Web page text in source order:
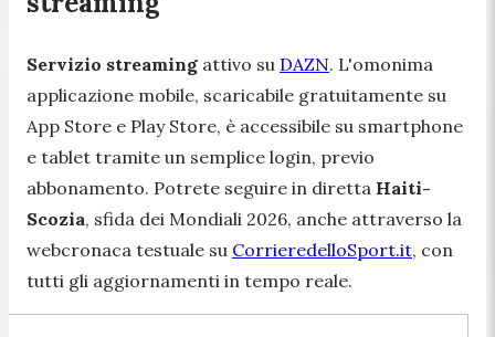
Servizio streaming attivo su DAZN. L'omonima
applicazione mobile, scaricabile gratuitamente su
App Store e Play Store, è accessibile su smartphone
e tablet tramite un semplice login, previo
abbonamento. Potrete seguire in diretta Haiti-
Scozia, sfida dei Mondiali 2026, anche attraverso la
webcronaca testuale su CorrieredelloSport.it, con
tutti gli aggiornamenti in tempo reale.